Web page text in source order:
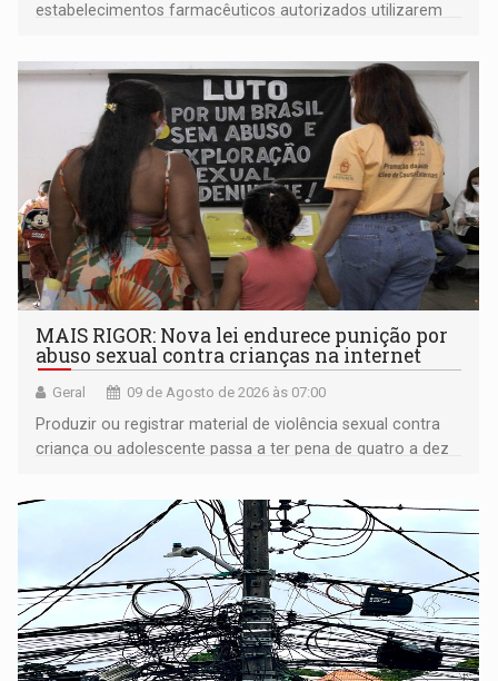
estabelecimentos farmacêuticos autorizados utilizarem
MAIS RIGOR: Nova lei endurece punição por
abuso sexual contra crianças na internet
Geral 09 de Agosto de 2026 às 07:00
Produzir ou registrar material de violência sexual contra
criança ou adolescente passa a ter pena de quatro a dez